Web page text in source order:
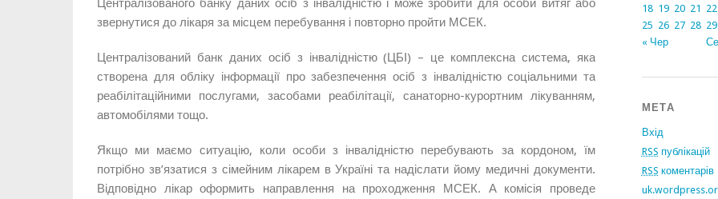
Централізованого банку даних осіб з інвалідністю і може зробити для особи витяг або
звернутися до лікаря за місцем перебування і повторно пройти МСЕК.
Централізований банк даних осіб з інвалідністю (ЦБІ) – це комплексна система, яка
створена для обліку інформації про забезпечення осіб з інвалідністю соціальними та
реабілітаційними послугами, засобами реабілітації, санаторно-курортним лікуванням,
автомобілями тощо.
Якщо ми маємо ситуацію, коли особи з інвалідністю перебувають за кордоном, їм
потрібно зв’язатися з сімейним лікарем в Україні та надіслати йому медичні документи.
Відповідно лікар оформить направлення на проходження МСЕК. А комісія проведе
« Чер
18 19 20 21 22
25 26 27 28 29
МЕТА
Вхід
RSS публікацій
RSS коментарів